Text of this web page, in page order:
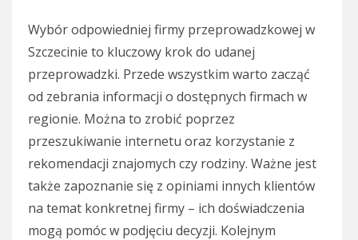
Wybór odpowiedniej firmy przeprowadzkowej w
Szczecinie to kluczowy krok do udanej
przeprowadzki. Przede wszystkim warto zacząć
od zebrania informacji o dostępnych firmach w
regionie. Można to zrobić poprzez
przeszukiwanie internetu oraz korzystanie z
rekomendacji znajomych czy rodziny. Ważne jest
także zapoznanie się z opiniami innych klientów
na temat konkretnej firmy – ich doświadczenia
mogą pomóc w podjęciu decyzji. Kolejnym